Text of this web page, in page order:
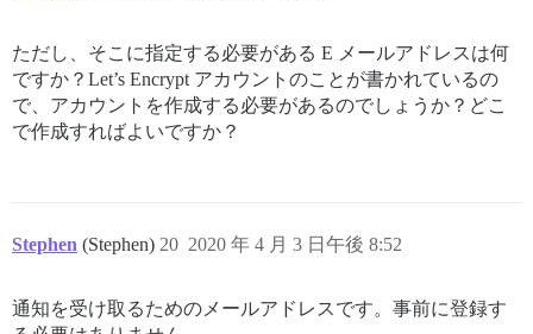
ただし、そこに指定する必要がある E メールアドレスは何
ですか？Let’s Encrypt アカウントのことが書かれているの
で、アカウントを作成する必要があるのでしょうか？どこ
で作成すればよいですか？
Stephen (Stephen) 2020 年 4 月 3 日午後 8:52
20
通知を受け取るためのメールアドレスです。事前に登録す